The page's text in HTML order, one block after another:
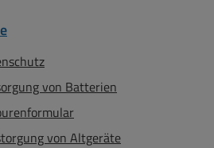
von Batterien
von Altgeräte